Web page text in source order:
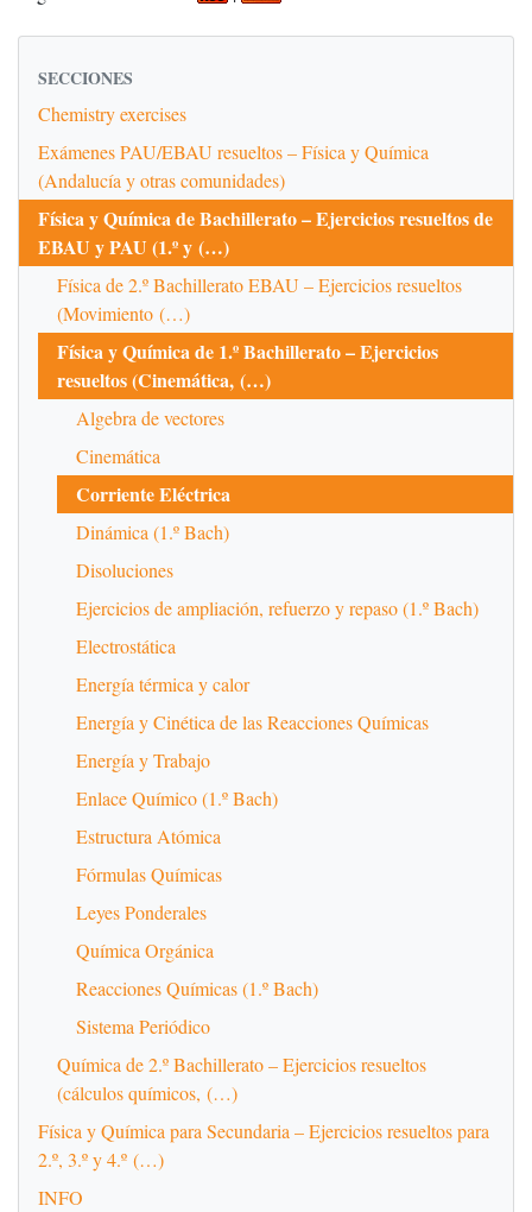
SECCIONES
Chemistry exercises
Exámenes PAU/EBAU resueltos – Física y Química
(Andalucía y otras comunidades)
Física y Química de Bachillerato – Ejercicios resueltos de
EBAU y PAU (1.º y (…)
Física de 2.º Bachillerato EBAU – Ejercicios resueltos
(Movimiento (…)
Física y Química de 1.º Bachillerato – Ejercicios
resueltos (Cinemática, (…)
Algebra de vectores
Cinemática
Corriente Eléctrica
Dinámica (1.º Bach)
Disoluciones
Ejercicios de ampliación, refuerzo y repaso (1.º Bach)
Electrostática
Energía térmica y calor
Energía y Cinética de las Reacciones Químicas
Energía y Trabajo
Enlace Químico (1.º Bach)
Estructura Atómica
Fórmulas Químicas
Leyes Ponderales
Química Orgánica
Reacciones Químicas (1.º Bach)
Sistema Periódico
Química de 2.º Bachillerato – Ejercicios resueltos
(cálculos químicos, (…)
Física y Química para Secundaria – Ejercicios resueltos para
2.º, 3.º y 4.º (…)
INFO